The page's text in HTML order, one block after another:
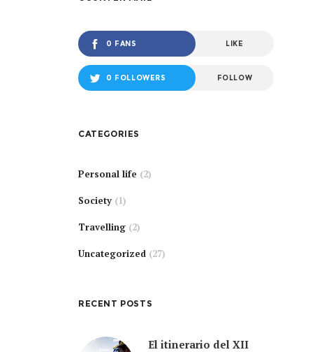
0 FANS LIKE
0 FOLLOWERS FOLLOW
CATEGORIES
Personal life (2)
Society (1)
Travelling (2)
Uncategorized (27)
RECENT POSTS
El itinerario del XII